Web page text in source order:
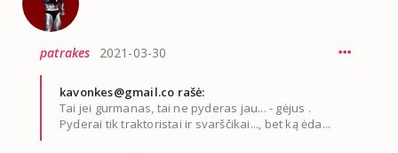
patrakes 2021-03-30
kavonkes@gmail.co rašė:
Tai jei gurmanas, tai ne pyderas jau... - gėjus .
Pyderai tik traktoristai ir svarščikai..., bet ką ėda...